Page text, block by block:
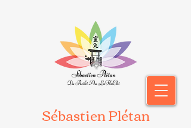
Sébastien Plétan